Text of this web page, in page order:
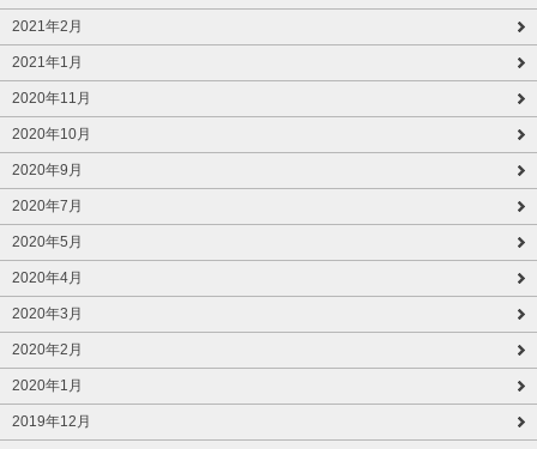
2021年2月
2021年1月
2020年11月
2020年10月
2020年9月
2020年7月
2020年5月
2020年4月
2020年3月
2020年2月
2020年1月
2019年12月